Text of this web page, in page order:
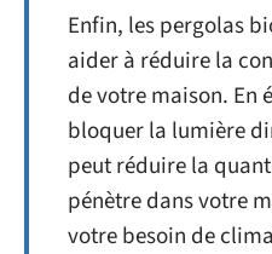
Enfin, les pergolas
aider à réduire la
de votre maison. En
bloquer la lumière
peut réduire la
pénètre dans votre
votre besoin de